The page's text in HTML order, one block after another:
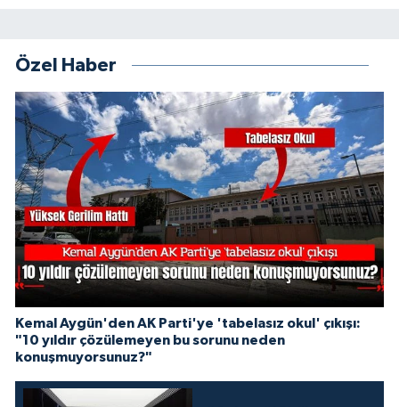
Özel Haber
Kemal Aygün'den AK Parti'ye 'tabelasız okul' çıkışı:
"10 yıldır çözülemeyen bu sorunu neden
konuşmuyorsunuz?"